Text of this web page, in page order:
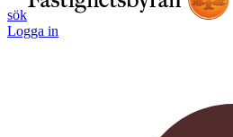
sök
Logga in